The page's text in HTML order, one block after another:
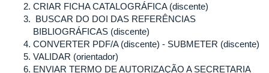
CRIAR FICHA CATALOGRÁFICA (discente)
BUSCAR DO DOI DAS REFERÊNCIAS
BIBLIOGRÁFICAS (discente)
CONVERTER PDF/A (discente) - SUBMETER (discente)
VALIDAR (orientador)
ENVIAR TERMO DE AUTORIZAÇÃO A SECRETARIA